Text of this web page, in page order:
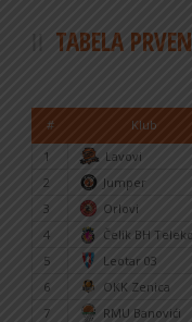
TABELA
# Klub
1
Lavovi
2
Jumper
3
Orlovi
4
Čelik BH
5
Leotar 03
6
OKK Zenica
7
RMU Banovići